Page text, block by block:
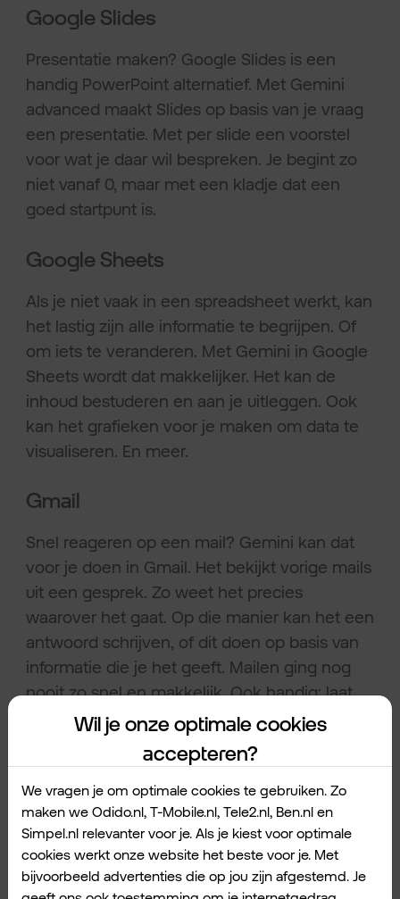
Google Slides
Presentatie maken? Google Slides is een
handig PowerPoint alternatief. Met Gemini
advanced maakt Slides op basis van je vraag
een presentatie. Met per slide een voorstel
voor wat je daar wil bespreken. Je begint zo
niet vanaf 0, maar met een kladje dat een
goed startpunt is.
Google Sheets
Als je niet vaak in een spreadsheet werkt, kan
het lastig zijn alle informatie te begrijpen. Of
om iets te veranderen. Met Gemini in Google
Sheets wordt dat makkelijker. Het kan de
inhoud bestuderen en aan je uitleggen. Ook
kan het grafieken voor je maken om data te
visualiseren. En meer.
Gmail
Snel reageren op een mail? Gemini kan dat
voor je doen in Gmail. Het bekijkt vorige mails
uit een gesprek. Zo weet het precies
waarover het gaat. Op die manier kan het een
antwoord schrijven, of dit doen op basis van
informatie die je het geeft. Mailen ging nog
nooit zo snel en makkelijk. Ook handig: laat
Gemini een lange mail samenvatten. Scheelt
Dit krijg je nog meer met
Gemini advanced.
Gemini is een handige hulp in programma’s
Wil je onze optimale cookies
accepteren?
We vragen je om optimale cookies te gebruiken. Zo
maken we Odido.nl, T-Mobile.nl, Tele2.nl, Ben.nl en
Simpel.nl relevanter voor je. Als je kiest voor optimale
cookies werkt onze website het beste voor je. Met
bijvoorbeeld advertenties die op jou zijn afgestemd. Je